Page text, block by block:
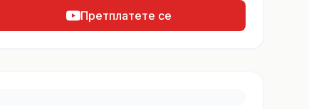
Претплатете се